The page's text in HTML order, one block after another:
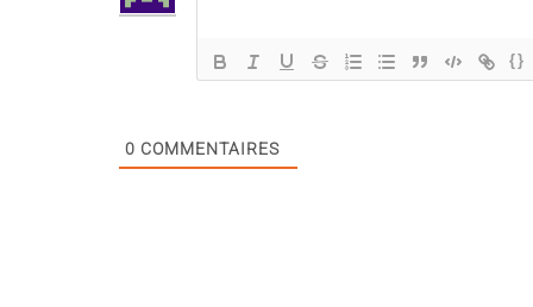
{}
0 COMMENTAIRES